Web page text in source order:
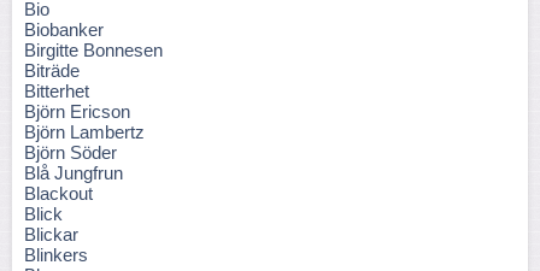
Bio
Biobanker
Birgitte Bonnesen
Biträde
Bitterhet
Björn Ericson
Björn Lambertz
Björn Söder
Blå Jungfrun
Blackout
Blick
Blickar
Blinkers